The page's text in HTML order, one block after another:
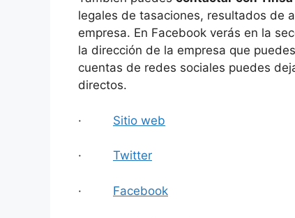
legales de tasaciones, resultados de
empresa. En Facebook verás en la
la dirección de la empresa que
cuentas de redes sociales puedes
directos.
· Sitio web
· Twitter
· Facebook